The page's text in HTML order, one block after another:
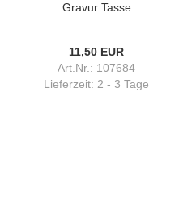
Gravur Tasse
11,50 EUR
Art.Nr.: 107684
Lieferzeit: 2 - 3 Tage